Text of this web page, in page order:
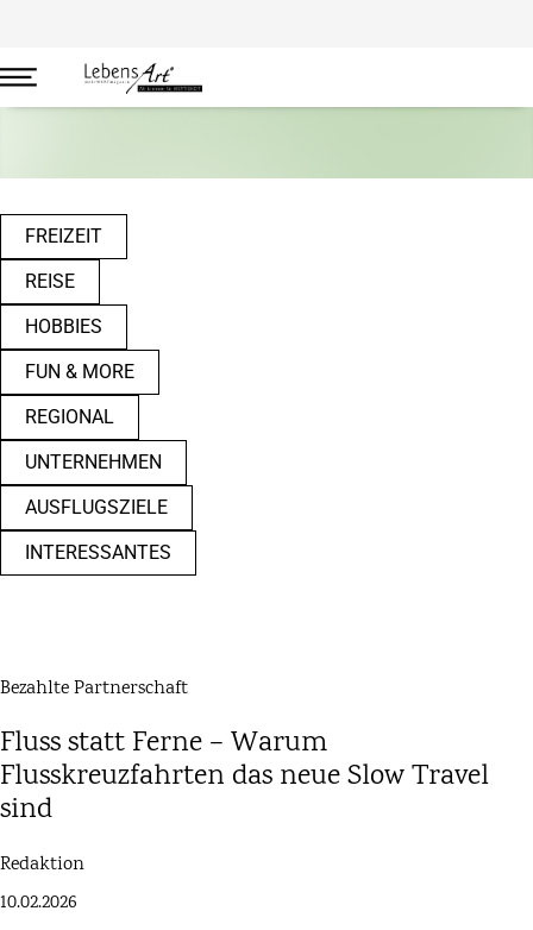
FREIZEIT
REISE
HOBBIES
FUN & MORE
REGIONAL
UNTERNEHMEN
AUSFLUGSZIELE
INTERESSANTES
Bezahlte Partnerschaft
Fluss statt Ferne – Warum
Flusskreuzfahrten das neue Slow Travel
sind
Redaktion
10.02.2026